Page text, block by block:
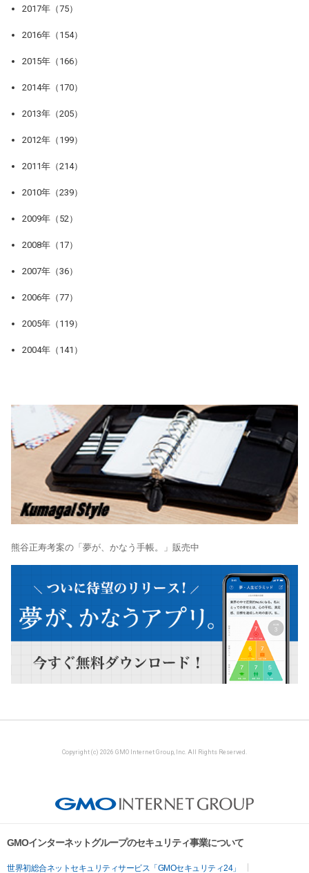
2017年（75）
2016年（154）
2015年（166）
2014年（170）
2013年（205）
2012年（199）
2011年（214）
2010年（239）
2009年（52）
2008年（17）
2007年（36）
2006年（77）
2005年（119）
2004年（141）
熊谷正寿考案の「夢が、かなう手帳。」販売中
Copyright (c) 2026 GMO Internet Group, Inc. All Rights Reserved.
GMOインターネットグループのセキュリティ事業について
世界初総合ネットセキュリティサービス「GMOセキュリティ24」